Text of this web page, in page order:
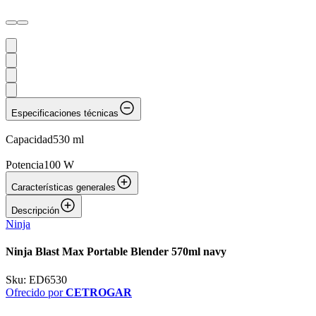
Especificaciones técnicas
Capacidad530 ml
Potencia100 W
Características generales
Descripción
Ninja
Ninja Blast Max Portable Blender 570ml navy
Sku: ED6530
Ofrecido porCETROGAR